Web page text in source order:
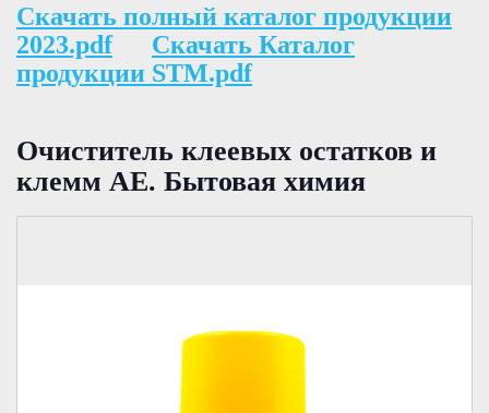
Скачать полный каталог продукции
2023.pdf
Скачать Каталог
продукции STM.pdf
Очиститель клеевых остатков и
клемм АЕ. Бытовая химия